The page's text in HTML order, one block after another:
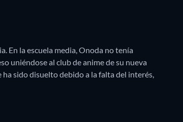
En la escuela media, Onoda no tenía
uniéndose al club de anime de su nueva
sido disuelto debido a la falta del interés,